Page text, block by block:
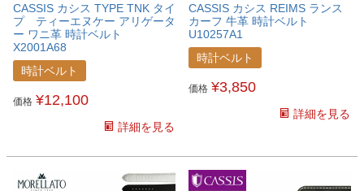
CASSIS カシス TYPE TNK タイ
プ ティーエヌケー アリゲータ
ー ワニ革 時計ベルト
X2001A68
時計ベルト
価格 ¥12,100
詳細を見る
CASSIS カシス REIMS ランス
カーフ 牛革 時計ベルト
U10257A1
時計ベルト
価格 ¥3,850
詳細を見る